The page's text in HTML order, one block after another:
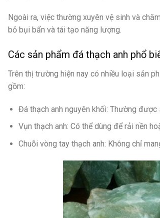
Ngoài ra, việc thường xuyên vệ sinh và
bỏ bụi bẩn và tái tạo năng lượng.
Các sản phẩm đá thạch anh phổ
Trên thị trường hiện nay có nhiều loại sản
gồm:
Đá thạch anh nguyên khối: Thường
Vụn thạch anh: Có thể dùng để rải nền
Chuỗi vòng tay thạch anh: Không chỉ